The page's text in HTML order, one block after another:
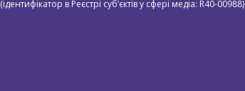
(ідентифікатор в Реєстрі суб’єктів у сфері медіа: R40-00988)